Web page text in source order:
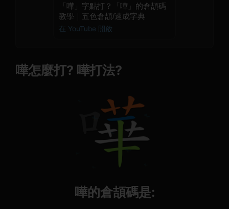
「嘩」字點打？「嘩」的倉頡碼
教學｜五色倉頡/速成字典
在 YouTube 開啟
嘩怎麼打? 嘩打法?
嘩的倉頡碼是: